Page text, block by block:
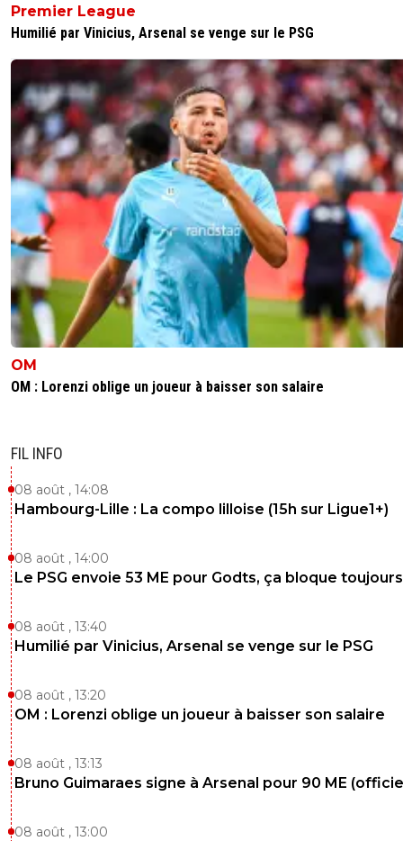
Premier League
Humilié par Vinicius, Arsenal se venge sur le PSG
OM
OM : Lorenzi oblige un joueur à baisser son salaire
FIL INFO
08 août , 14:08
Hambourg-Lille : La compo lilloise (15h sur Ligue1+)
08 août , 14:00
Le PSG envoie 53 ME pour Godts, ça bloque toujours
08 août , 13:40
Humilié par Vinicius, Arsenal se venge sur le PSG
08 août , 13:20
OM : Lorenzi oblige un joueur à baisser son salaire
08 août , 13:13
Bruno Guimaraes signe à Arsenal pour 90 ME
08 août , 13:00